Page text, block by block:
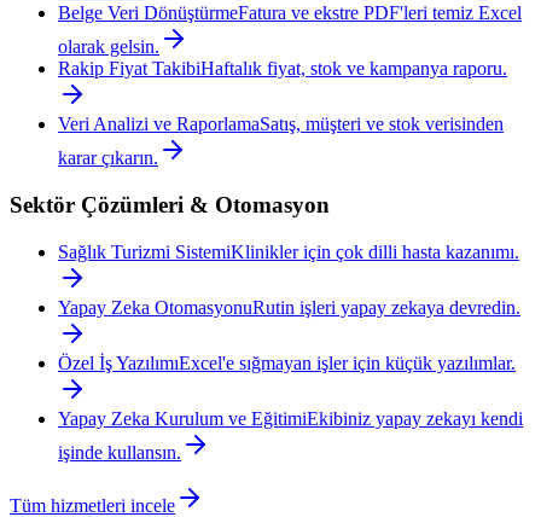
Belge Veri DönüştürmeFatura ve ekstre PDF'leri temiz Excel
olarak gelsin.
Rakip Fiyat TakibiHaftalık fiyat, stok ve kampanya raporu.
Veri Analizi ve RaporlamaSatış, müşteri ve stok verisinden
karar çıkarın.
Sektör Çözümleri & Otomasyon
Sağlık Turizmi SistemiKlinikler için çok dilli hasta kazanımı.
Yapay Zeka OtomasyonuRutin işleri yapay zekaya devredin.
Özel İş YazılımıExcel'e sığmayan işler için küçük yazılımlar.
Yapay Zeka Kurulum ve EğitimiEkibiniz yapay zekayı kendi
işinde kullansın.
Tüm hizmetleri incele